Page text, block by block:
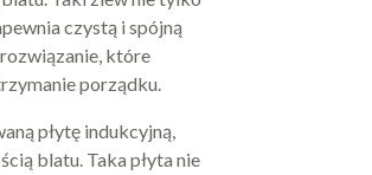
czystą i spójną
które
porządku.
płytę indukcyjną,
blatu. Taka płyta nie